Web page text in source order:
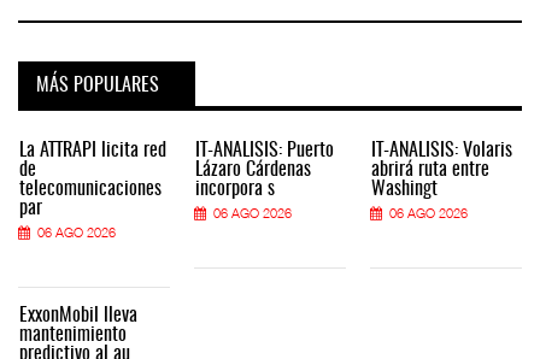
MÁS POPULARES
La ATTRAPI licita red
de
telecomunicaciones
par
06 AGO 2026
ExxonMobil lleva
mantenimiento
predictivo al au
IT-ANÁLISIS: Puerto
Lázaro Cárdenas
incorpora s
06 AGO 2026
IT-ANÁLISIS: Volaris
abrirá ruta entre
Washingt
06 AGO 2026